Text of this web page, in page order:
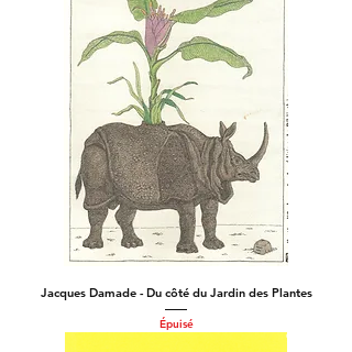
Jacques Damade - Du côté du Jardin des Plantes
Épuisé